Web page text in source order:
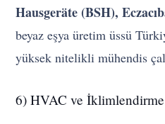
Hausgeräte (BSH),
beyaz eşya üretim üssü
yüksek nitelikli mühendis
6) HVAC ve İklimlendirme